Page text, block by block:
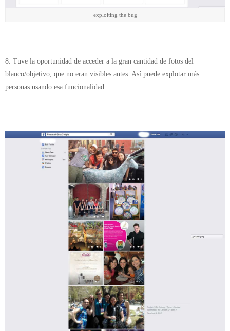
exploiting the bug
8. Tuve la oportunidad de acceder a la gran cantidad de fotos del
blanco/objetivo, que no eran visibles antes. Así puede explotar más
personas usando esa funcionalidad.